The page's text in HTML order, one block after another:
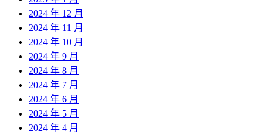
2024 年 12 月
2024 年 11 月
2024 年 10 月
2024 年 9 月
2024 年 8 月
2024 年 7 月
2024 年 6 月
2024 年 5 月
2024 年 4 月